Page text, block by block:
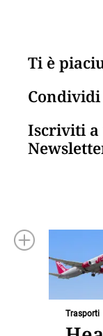
Ti è
Iscriviti a
Trasporti